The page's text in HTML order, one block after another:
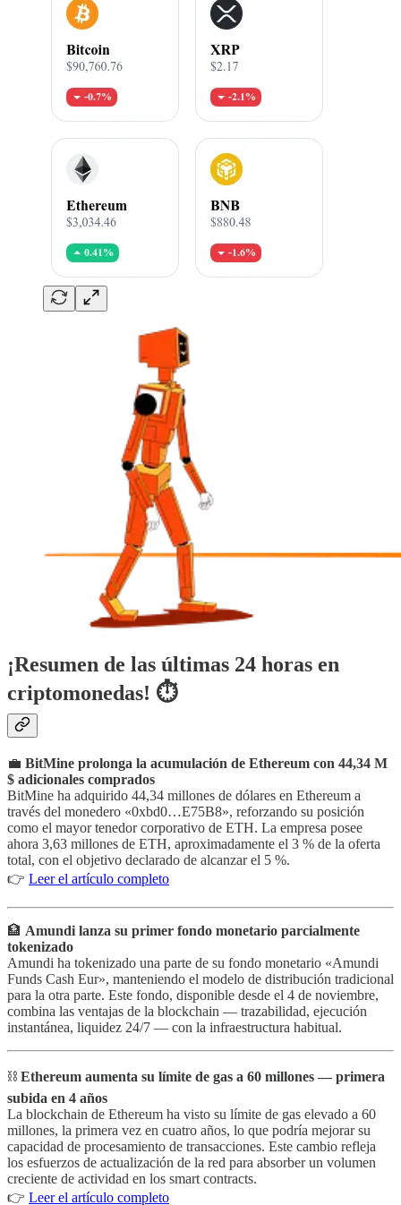
¡Resumen de las últimas 24 horas en
criptomonedas! ⏱
💼 BitMine prolonga la acumulación de Ethereum con 44,34 M
$ adicionales comprados
BitMine ha adquirido 44,34 millones de dólares en Ethereum a
través del monedero «0xbd0…E75B8», reforzando su posición
como el mayor tenedor corporativo de ETH. La empresa posee
ahora 3,63 millones de ETH, aproximadamente el 3 % de la oferta
total, con el objetivo declarado de alcanzar el 5 %.
👉 Leer el artículo completo
🏦 Amundi lanza su primer fondo monetario parcialmente
tokenizado
Amundi ha tokenizado una parte de su fondo monetario «Amundi
Funds Cash Eur», manteniendo el modelo de distribución tradicional
para la otra parte. Este fondo, disponible desde el 4 de noviembre,
combina las ventajas de la blockchain — trazabilidad, ejecución
instantánea, liquidez 24/7 — con la infraestructura habitual.
⛓️ Ethereum aumenta su límite de gas a 60 millones — primera
subida en 4 años
La blockchain de Ethereum ha visto su límite de gas elevado a 60
millones, la primera vez en cuatro años, lo que podría mejorar su
capacidad de procesamiento de transacciones. Este cambio refleja
los esfuerzos de actualización de la red para absorber un volumen
creciente de actividad en los smart contracts.
👉 Leer el artículo completo